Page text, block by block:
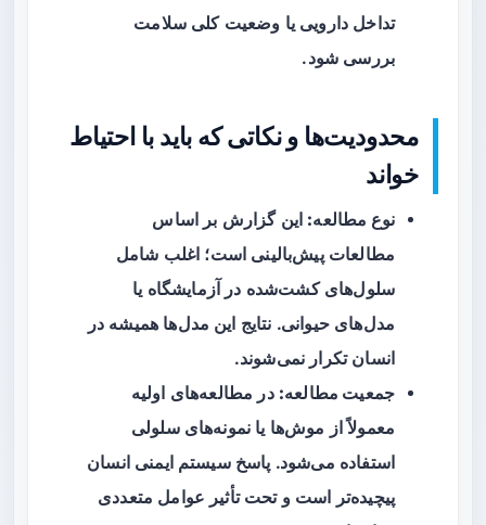
تداخل دارویی یا وضعیت کلی سلامت
بررسی شود.
محدودیت‌ها و نکاتی که باید با احتیاط
خواند
نوع مطالعه: این گزارش بر اساس
مطالعات پیش‌بالینی است؛ اغلب شامل
سلول‌های کشت‌شده در آزمایشگاه یا
مدل‌های حیوانی. نتایج این مدل‌ها همیشه در
انسان تکرار نمی‌شوند.
جمعیت مطالعه: در مطالعه‌های اولیه
معمولاً از موش‌ها یا نمونه‌های سلولی
استفاده می‌شود. پاسخ سیستم ایمنی انسان
پیچیده‌تر است و تحت تأثیر عوامل متعددی